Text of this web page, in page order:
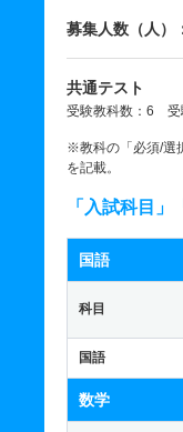
募集人数（人）
共通テスト
受験教科数：6
※教科の「必須/選
を記載。
「入試科目
国語
科目
国語
数学